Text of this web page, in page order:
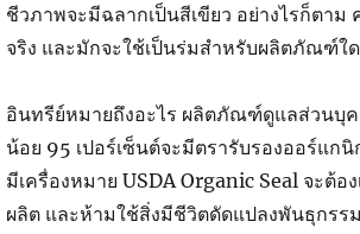
ชีวภาพจะมีฉลากเป็นสีเขียว อย่างไรก็ตา
จริง และมักจะใช้เป็นร่มสำหรับผลิตภัณฑ์ใ
อินทรีย์หมายถึงอะไร ผลิตภัณฑ์ดูแลส่วนบุ
น้อย 95 เปอร์เซ็นต์จะมีตรารับรองออร์แก
มีเครื่องหมาย USDA Organic Seal จะต้
ผลิต และห้ามใช้สิ่งมีชีวิตดัดแปลงพันธุกรร